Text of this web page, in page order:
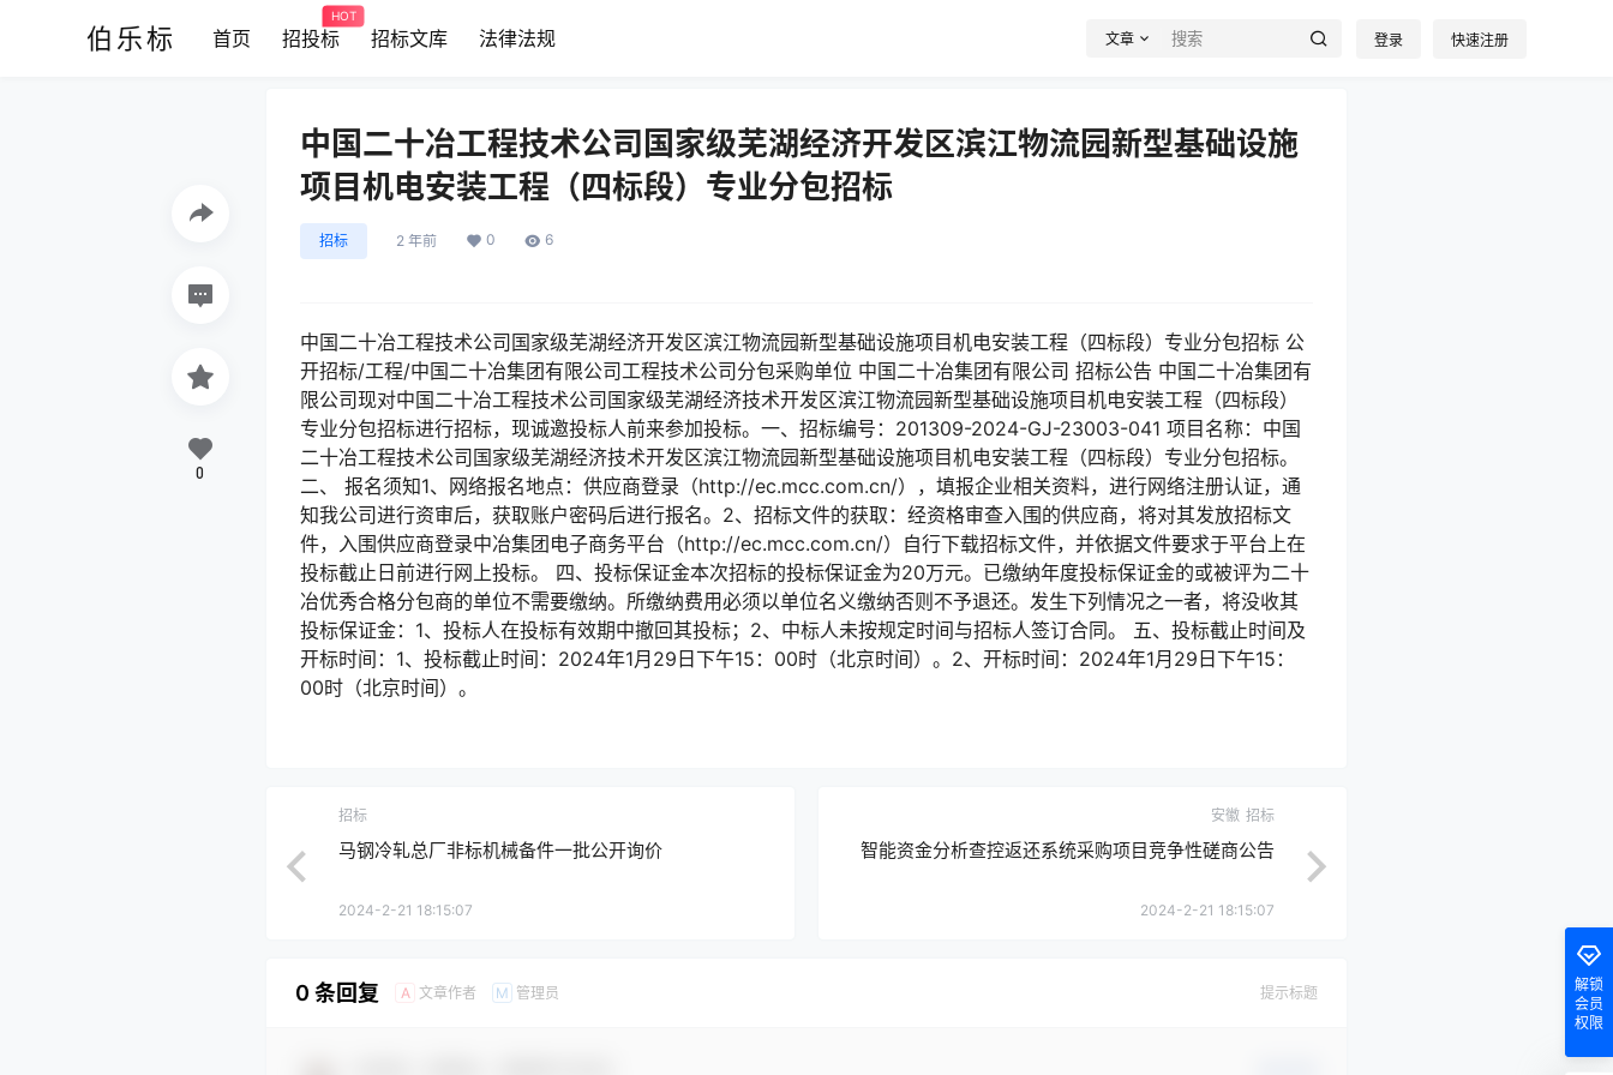
伯乐标 首页 招投标
HOT
招标文库 法律法规 文章 登录 快速注册
中国二十冶工程技术公司国家级芜湖经济开发区滨江物流园新型基础设施
项目机电安装工程（四标段）专业分包招标
招标 2 年前 0 6
中国二十冶工程技术公司国家级芜湖经济开发区滨江物流园新型基础设施项目机电安装工程（四标段）专业分包招标 公
开招标/工程/中国二十冶集团有限公司工程技术公司分包采购单位 中国二十冶集团有限公司 招标公告 中国二十冶集团有
限公司现对中国二十冶工程技术公司国家级芜湖经济技术开发区滨江物流园新型基础设施项目机电安装工程（四标段）
专业分包招标进行招标，现诚邀投标人前来参加投标。一、招标编号：201309-2024-GJ-23003-041 项目名称：中国
二十冶工程技术公司国家级芜湖经济技术开发区滨江物流园新型基础设施项目机电安装工程（四标段）专业分包招标。
二、 报名须知1、网络报名地点：供应商登录（http://ec.mcc.com.cn/），填报企业相关资料，进行网络注册认证，通
知我公司进行资审后，获取账户密码后进行报名。2、招标文件的获取：经资格审查入围的供应商，将对其发放招标文
件，入围供应商登录中冶集团电子商务平台（http://ec.mcc.com.cn/）自行下载招标文件，并依据文件要求于平台上在
投标截止日前进行网上投标。 四、投标保证金本次招标的投标保证金为20万元。已缴纳年度投标保证金的或被评为二十
冶优秀合格分包商的单位不需要缴纳。所缴纳费用必须以单位名义缴纳否则不予退还。发生下列情况之一者，将没收其
投标保证金：1、投标人在投标有效期中撤回其投标；2、中标人未按规定时间与招标人签订合同。 五、投标截止时间及
开标时间：1、投标截止时间：2024年1月29日下午15：00时（北京时间）。2、开标时间：2024年1月29日下午15：
00时（北京时间）。
0
招标
马钢冷轧总厂非标机械备件一批公开询价
2024-2-21 18:15:07
安徽 招标
智能资金分析查控返还系统采购项目竞争性磋商公告
2024-2-21 18:15:07
0 条回复 A 文章作者 M 管理员 提示标题
解锁
会员
权限